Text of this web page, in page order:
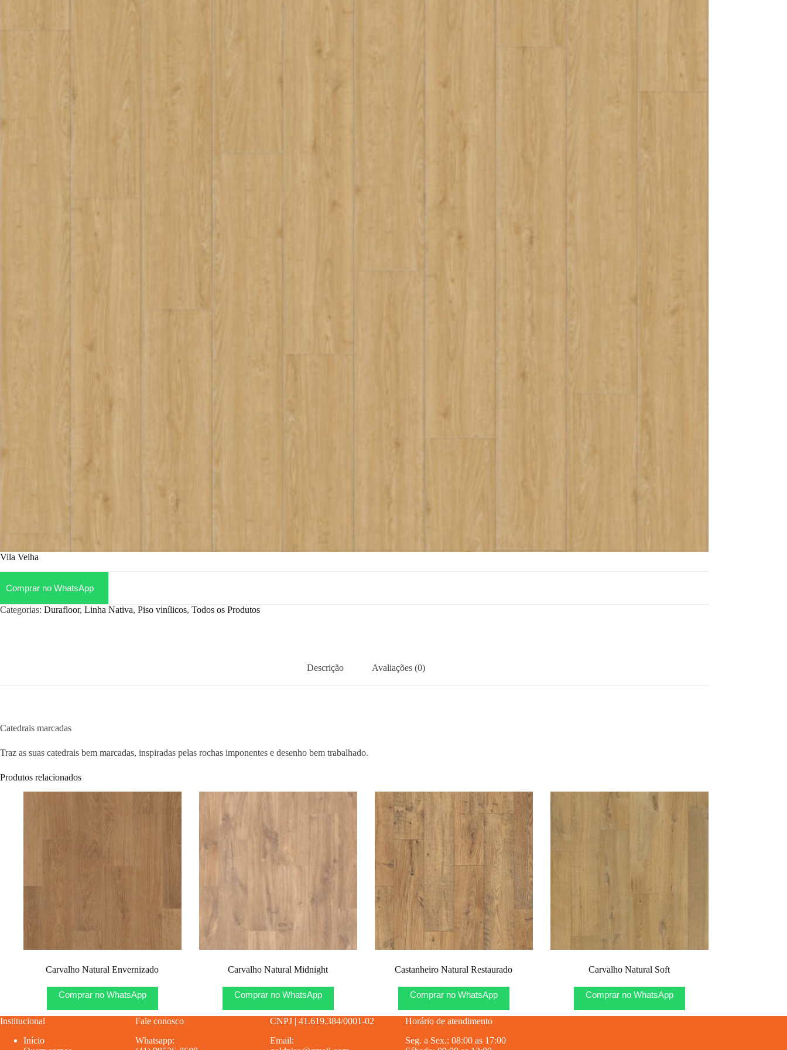
Vila Velha
Comprar no WhatsApp
Categorias: Durafloor, Linha Nativa, Piso vinílicos, Todos os Produtos
Descrição Avaliações (0)
Catedrais marcadas
Traz as suas catedrais bem marcadas, inspiradas pelas rochas imponentes e desenho bem trabalhado.
Produtos relacionados
Carvalho Natural Envernizado
Comprar no WhatsApp
Carvalho Natural Midnight
Comprar no WhatsApp
Castanheiro Natural Restaurado
Comprar no WhatsApp
Carvalho Natural Soft
Comprar no WhatsApp
Institucional
Início
Fale conosco
Whatsapp:
CNPJ | 41.619.384/0001-02
Email:
Horário de atendimento
Seg. a Sex.: 08:00 as 17:00